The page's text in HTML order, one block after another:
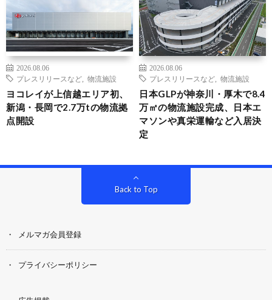
2026.08.06
プレスリリースなど
物流施設
ヨコレイが上信越エリア初、
新潟・長岡で2.7万tの物流拠
点開設
2026.08.06
プレスリリースなど
物流施設
日本GLPが神奈川・厚木で8.4
万㎡の物流施設完成、日本エ
マソンや真栄運輸など入居決
定
Back to Top
メルマガ会員登録
プライバシーポリシー